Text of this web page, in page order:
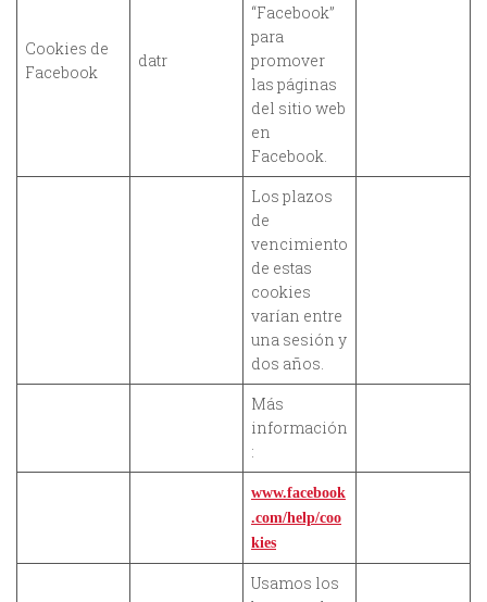
Cookies de
Facebook
datr
“Facebook”
para
promover
las páginas
del sitio web
en
Facebook.
Los plazos
de
vencimiento
de estas
cookies
varían entre
una sesión y
dos años.
Más
información
:
www.facebook
.com/help/coo
kies
Usamos los